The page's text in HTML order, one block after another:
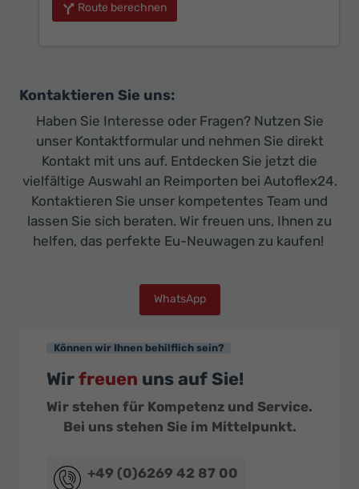
Route berechnen
Kontaktieren Sie uns:
Haben Sie Interesse oder Fragen? Nutzen Sie
unser Kontaktformular und nehmen Sie direkt
Kontakt mit uns auf. Entdecken Sie jetzt die
vielfältige Auswahl an Reimporten bei Autoflex24.
Kontaktieren Sie unser kompetentes Team und
lassen Sie sich beraten. Wir freuen uns, Ihnen zu
helfen, das perfekte Eu-Neuwagen zu kaufen!
WhatsApp
Können wir Ihnen behilflich sein?
Wirfreuen uns auf Sie!
Wir stehen für Kompetenz und Service.
Bei uns stehen Sie im Mittelpunkt.
+49 (0)6269 42 87 00